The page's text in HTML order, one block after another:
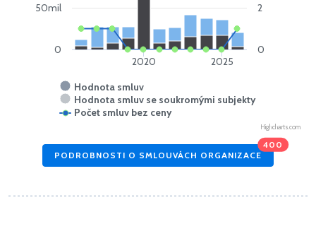
Hodnota smluv
Hodnota smluv se soukromými subjekty
Počet smluv bez ceny
2020 2025
0
50mil
0
2
Highcharts.com
PODROBNOSTI O SMLOUVÁCH ORGANIZACE
400